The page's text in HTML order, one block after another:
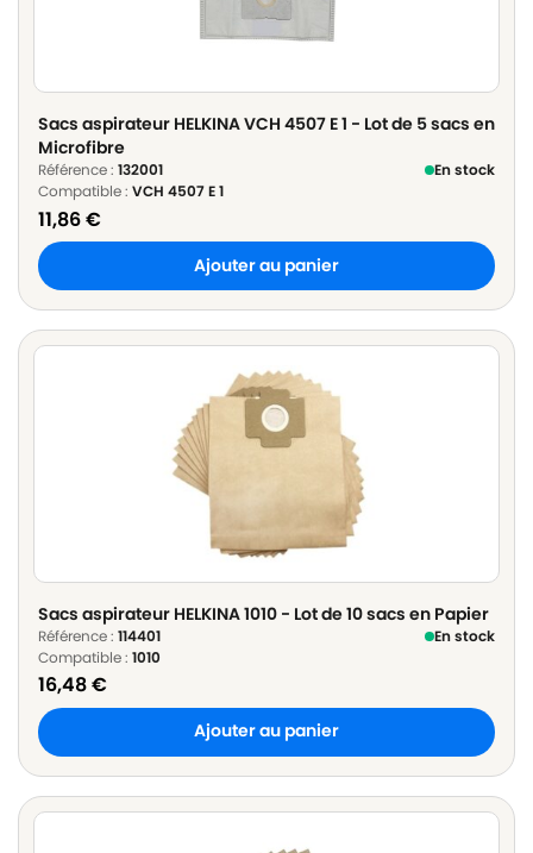
Sacs aspirateur HELKINA VCH 4507 E 1 - Lot de 5 sacs en
Microfibre
Référence : 132001
En stock
Compatible : VCH 4507 E 1
11,86€
Ajouter au panier
Sacs aspirateur HELKINA 1010 - Lot de 10 sacs en Papier
Référence : 114401
En stock
Compatible : 1010
16,48€
Ajouter au panier